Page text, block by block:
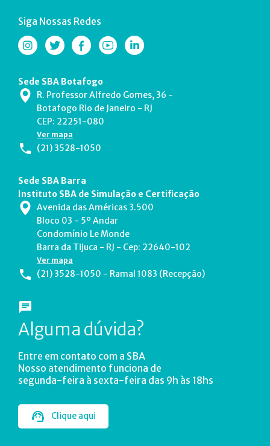
Siga Nossas Redes
Sede SBA Botafogo
R. Professor Alfredo Gomes, 36 -
Botafogo Rio de Janeiro - RJ
CEP: 22251-080
Ver mapa
(21) 3528-1050
Sede SBA Barra
Instituto SBA de Simulação e Certificação
Avenida das Américas 3.500
Bloco 03 - 5º Andar
Condomínio Le Monde
Barra da Tijuca - RJ - Cep: 22640-102
Ver mapa
(21) 3528-1050 - Ramal 1083 (Recepção)
Alguma dúvida?
Entre em contato com a SBA
Nosso atendimento funciona de
segunda-feira à sexta-feira das 9h às 18hs
Clique aqui